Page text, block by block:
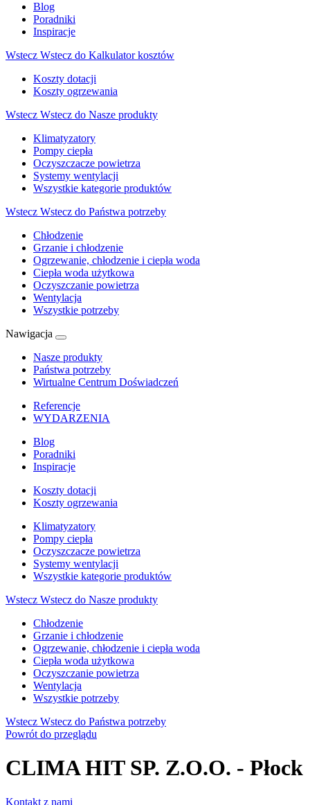
Blog
Poradniki
Inspiracje
Wstecz Wstecz do Kalkulator kosztów
Koszty dotacji
Koszty ogrzewania
Wstecz Wstecz do Nasze produkty
Klimatyzatory
Pompy ciepła
Oczyszczacze powietrza
Systemy wentylacji
Wszystkie kategorie produktów
Wstecz Wstecz do Państwa potrzeby
Chłodzenie
Grzanie i chłodzenie
Ogrzewanie, chłodzenie i ciepła woda
Ciepła woda użytkowa
Oczyszczanie powietrza
Wentylacja
Wszystkie potrzeby
Nawigacja
Nasze produkty
Państwa potrzeby
Wirtualne Centrum Doświadczeń
Referencje
WYDARZENIA
Blog
Poradniki
Inspiracje
Koszty dotacji
Koszty ogrzewania
Klimatyzatory
Pompy ciepła
Oczyszczacze powietrza
Systemy wentylacji
Wszystkie kategorie produktów
Wstecz Wstecz do Nasze produkty
Chłodzenie
Grzanie i chłodzenie
Ogrzewanie, chłodzenie i ciepła woda
Ciepła woda użytkowa
Oczyszczanie powietrza
Wentylacja
Wszystkie potrzeby
Wstecz Wstecz do Państwa potrzeby
Powrót do przeglądu
CLIMA HIT SP. Z.O.O. - Płock
Kontakt z nami